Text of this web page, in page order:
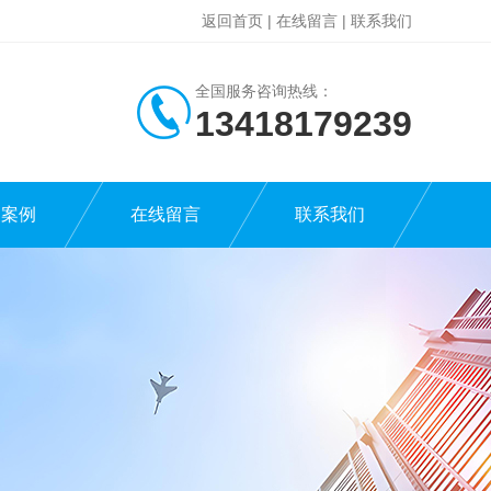
返回首页 | 在线留言 | 联系我们
全国服务咨询热线：
13418179239
例 在线留言 联系我们